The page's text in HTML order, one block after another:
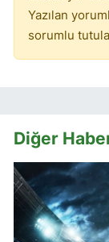
Yazılan
sorumlu
Diğer